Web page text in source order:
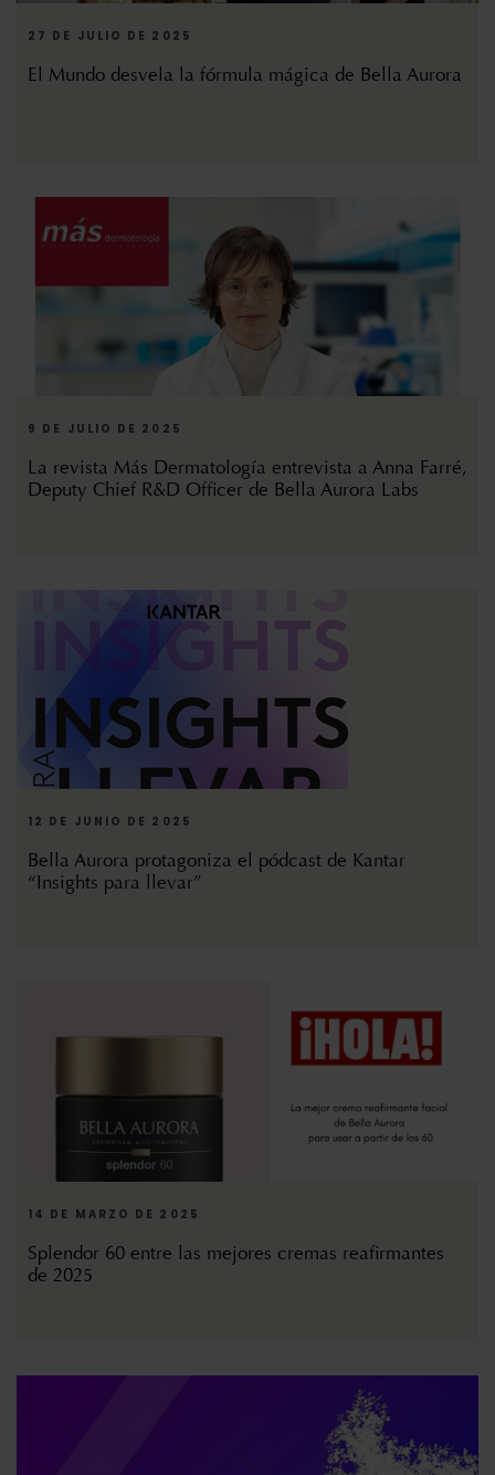
27 DE JULIO DE 2025
El Mundo desvela la fórmula mágica de Bella Aurora
9 DE JULIO DE 2025
La revista Más Dermatología entrevista a Anna Farré,
Deputy Chief R&D Officer de Bella Aurora Labs
12 DE JUNIO DE 2025
Bella Aurora protagoniza el pódcast de Kantar
“Insights para llevar”
14 DE MARZO DE 2025
Splendor 60 entre las mejores cremas reafirmantes
de 2025